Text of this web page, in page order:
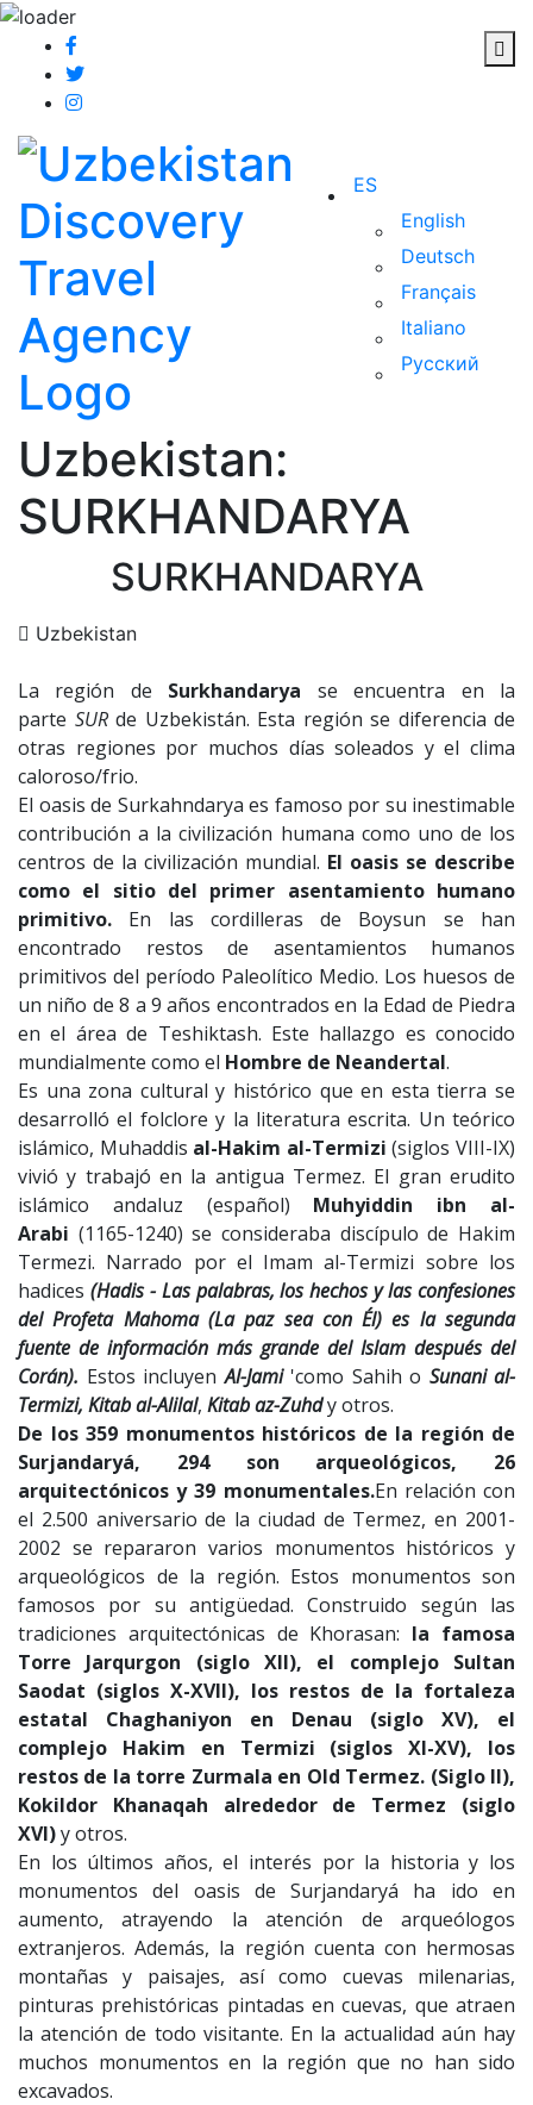
ES
English
Deutsch
Français
Italiano
Русский
Uzbekistan:
SURKHANDARYA
SURKHANDARYA
Uzbekistan
La región de Surkhandarya se encuentra en la
parte SURde Uzbekistán. Esta región se diferencia de
otras regiones por muchos días soleados y el clima
caloroso/frio.
El oasis de Surkahndarya es famoso por su inestimable
contribución a la civilización humana como uno de los
centros de la civilización mundial. El oasis se describe
como el sitio del primer asentamiento humano
primitivo. En las cordilleras de Boysun se han
encontrado restos de asentamientos humanos
primitivos del período Paleolítico Medio. Los huesos de
un niño de 8 a 9 años encontrados en la Edad de Piedra
en el área de Teshiktash. Este hallazgo es conocido
mundialmente como el Hombre de Neandertal.
Es una zona cultural y histórico que en esta tierra se
desarrolló el folclore y la literatura escrita. Un teórico
islámico, Muhaddis al-Hakim al-Termizi (siglos VIII-IX)
vivió y trabajó en la antigua Termez. El gran erudito
islámico andaluz (español) Muhyiddin ibn al-
Arabi (1165-1240) se consideraba discípulo de Hakim
Termezi. Narrado por el Imam al-Termizi sobre los
hadices (Hadis - Las palabras, los hechos y las confesiones
del Profeta Mahoma (La paz sea con Él) es la segunda
fuente de información más grande del Islam después del
Corán). Estos incluyenAl-Jami'como Sahih o Sunani al-
Termizi, Kitab al-Alilal, Kitab az-Zuhdy otros.
De los 359 monumentos históricos de la región de
Surjandaryá, 294 son arqueológicos, 26
arquitectónicos y 39 monumentales.En relación con
el 2.500 aniversario de la ciudad de Termez, en 2001-
2002 se repararon varios monumentos históricos y
arqueológicos de la región. Estos monumentos son
famosos por su antigüedad. Construido según las
tradiciones arquitectónicas de Khorasan: la famosa
Torre Jarqurgon (siglo XII), el complejo Sultan
Saodat (siglos X-XVII), los restos de la fortaleza
estatal Chaghaniyon en Denau (siglo XV), el
complejo Hakim en Termizi (siglos XI-XV), los
restos de la torre Zurmala en Old Termez. (Siglo II),
Kokildor Khanaqah alrededor de Termez (siglo
XVI)y otros.
En los últimos años, el interés por la historia y los
monumentos del oasis de Surjandaryá ha ido en
aumento, atrayendo la atención de arqueólogos
extranjeros. Además, la región cuenta con hermosas
montañas y paisajes, así como cuevas milenarias,
pinturas prehistóricas pintadas en cuevas, que atraen
la atención de todo visitante. En la actualidad aún hay
muchos monumentos en la región que no han sido
excavados.